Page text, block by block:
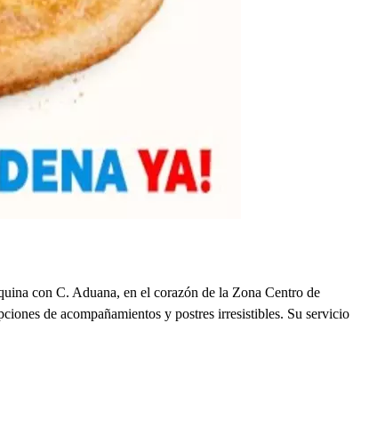
con C. Aduana, en el corazón de la Zona Centro de
de acompañamientos y postres irresistibles. Su servicio